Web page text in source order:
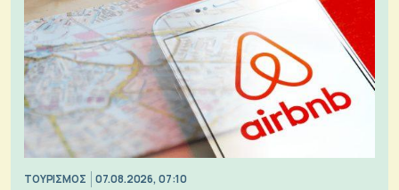
ΤΟΥΡΙΣΜΟΣ 07.08.2026, 07:10